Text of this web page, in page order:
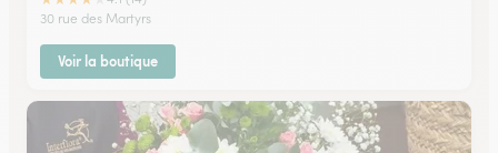
30 rue des Martyrs
Voir la boutique